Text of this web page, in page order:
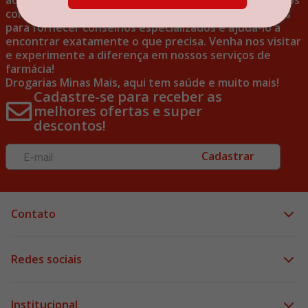
colaboradores experientes estão sempre disponíveis
para fornecer conselhos especializados e ajudá-lo a
encontrar exatamente o que precisa. Venha nos visitar
e experimente a diferença em nossos serviços de
farmácia!
Drogarias Minas Mais, aqui tem saúde e muito mais!
Cadastre-se para receber as
melhores ofertas e super
descontos!
Cadastrar
Contato
Redes sociais
Institucional